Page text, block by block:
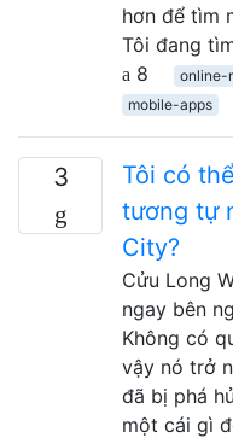
hơn để tìm
Tôi đang
8
online-
mobile-apps
3
Tôi có
tương tự
City?
Cửu Long
ngay bên
Không có
vậy nó trở
đã bị phá
một cái gì